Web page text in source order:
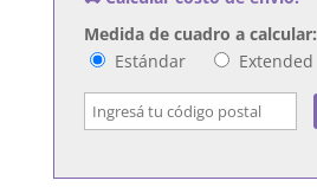
Medida de cuadro a calcular:
Estándar
Extended